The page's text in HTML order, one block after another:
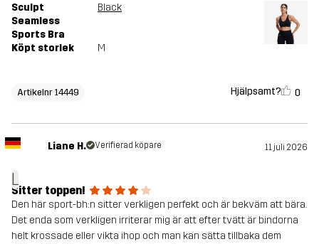
Sculpt
Seamless
Sports Bra
Black
Köpt storlek M
Artikelnr 14449 Hjälpsamt? 0
L
Liane H. Verifierad köpare 11 juli 2026
Sitter toppen!
Den här sport-bh:n sitter verkligen perfekt och är bekväm att bära.
Det enda som verkligen irriterar mig är att efter tvätt är bindorna
helt krossade eller vikta ihop och man kan sätta tillbaka dem